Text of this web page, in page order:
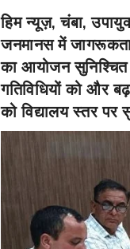
हिम न्यूज़, चंबा,
जनमानस में जागरूकता
का आयोजन सुनिश्चित
गतिविधियों को और
को विद्यालय स्तर पर